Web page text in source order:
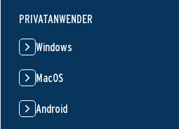
PRIVATANWENDER
Windows
MacOS
Android